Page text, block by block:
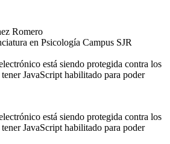
Romero
en Psicología Campus SJR
está siendo protegida contra los
JavaScript habilitado para poder
está siendo protegida contra los
JavaScript habilitado para poder